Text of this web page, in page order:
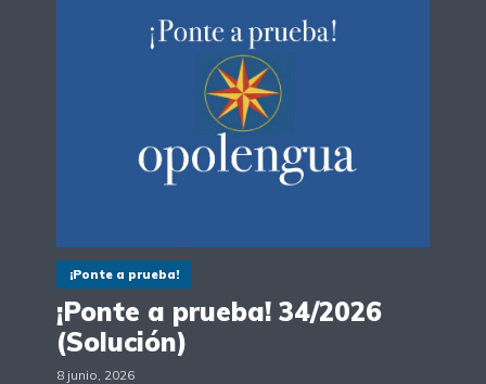
¡Ponte a prueba!
¡Ponte a prueba! 34/2026
(Solución)
8 junio, 2026